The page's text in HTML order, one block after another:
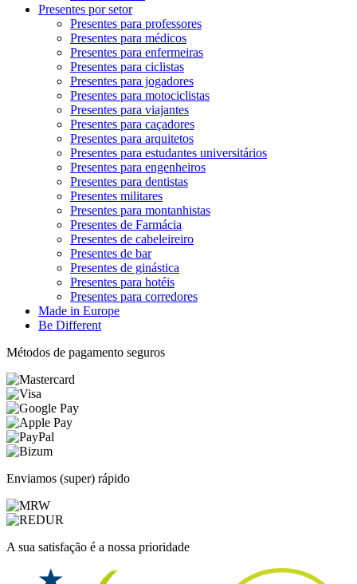
Presentes por setor
Presentes para professores
Presentes para médicos
Presentes para enfermeiras
Presentes para ciclistas
Presentes para jogadores
Presentes para motociclistas
Presentes para viajantes
Presentes para caçadores
Presentes para arquitetos
Presentes para estudantes universitários
Presentes para engenheiros
Presentes para dentistas
Presentes militares
Presentes para montanhistas
Presentes de Farmácia
Presentes de cabeleireiro
Presentes de bar
Presentes de ginástica
Presentes para hotéis
Presentes para corredores
Made in Europe
Be Different
Métodos de pagamento seguros
Enviamos (super) rápido
A sua satisfação é a nossa prioridade